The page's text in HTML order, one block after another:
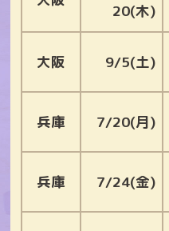
20(木)
大阪 9/5(土)
兵庫 7/20(月)
兵庫 7/24(金)